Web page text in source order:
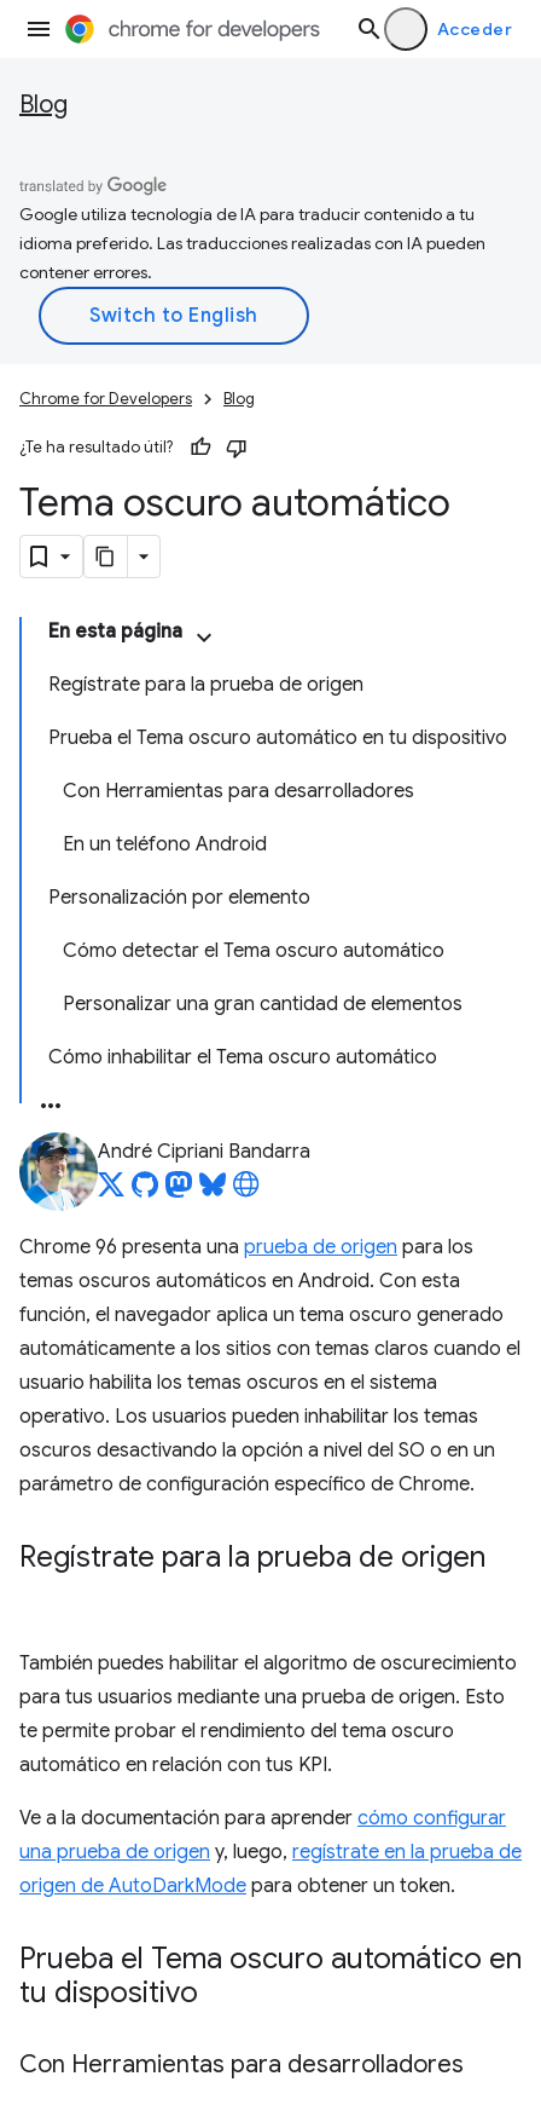
Acceder
Blog
Google utiliza tecnología de IA para traducir contenido a tu
idioma preferido. Las traducciones realizadas con IA pueden
contener errores.
Chrome for Developers Blog
¿Te ha resultado útil?
Tema oscuro automático
En esta página
Regístrate para la prueba de origen
Prueba el Tema oscuro automático en tu dispositivo
Con Herramientas para desarrolladores
En un teléfono Android
Personalización por elemento
Cómo detectar el Tema oscuro automático
Personalizar una gran cantidad de elementos
Cómo inhabilitar el Tema oscuro automático
André Cipriani Bandarra
Chrome 96 presenta una prueba de origen para los
temas oscuros automáticos en Android. Con esta
función, el navegador aplica un tema oscuro generado
automáticamente a los sitios con temas claros cuando el
usuario habilita los temas oscuros en el sistema
operativo. Los usuarios pueden inhabilitar los temas
oscuros desactivando la opción a nivel del SO o en un
parámetro de configuración específico de Chrome.
Regístrate para la prueba de origen
También puedes habilitar el algoritmo de oscurecimiento
para tus usuarios mediante una prueba de origen. Esto
te permite probar el rendimiento del tema oscuro
automático en relación con tus KPI.
Ve a la documentación para aprender cómo configurar
una prueba de origen y, luego, regístrate en la prueba de
origen de AutoDarkMode para obtener un token.
Prueba el Tema oscuro automático en
tu dispositivo
Con Herramientas para desarrolladores